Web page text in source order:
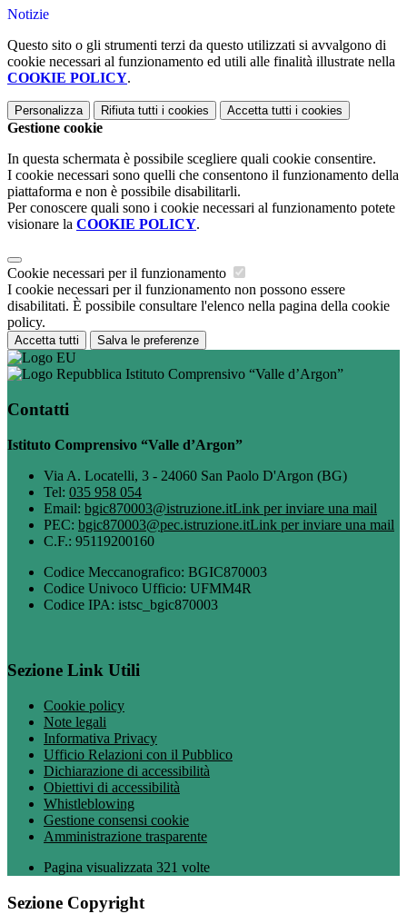
Notizie
Questo sito o gli strumenti terzi da questo utilizzati si avvalgono di
cookie necessari al funzionamento ed utili alle finalità illustrate nella
COOKIE POLICY.
Personalizza Rifiuta tutti i cookies Accetta tutti i cookies
Gestione cookie
In questa schermata è possibile scegliere quali cookie consentire.
I cookie necessari sono quelli che consentono il funzionamento della
piattaforma e non è possibile disabilitarli.
Per conoscere quali sono i cookie necessari al funzionamento potete
visionare la COOKIE POLICY.
Cookie necessari per il funzionamento
I cookie necessari per il funzionamento non possono essere
disabilitati. È possibile consultare l'elenco nella pagina della cookie
policy.
Accetta tutti Salva le preferenze
Istituto Comprensivo “Valle d’Argon”
Contatti
Istituto Comprensivo “Valle d’Argon”
Via A. Locatelli, 3 - 24060 San Paolo D'Argon (BG)
Tel: 035 958 054
Email: bgic870003@istruzione.itLink per inviare una mail
PEC: bgic870003@pec.istruzione.itLink per inviare una mail
C.F.: 95119200160
Codice Meccanografico: BGIC870003
Codice Univoco Ufficio: UFMM4R
Codice IPA: istsc_bgic870003
Sezione Link Utili
Cookie policy
Note legali
Informativa Privacy
Ufficio Relazioni con il Pubblico
Dichiarazione di accessibilità
Obiettivi di accessibilità
Whistleblowing
Gestione consensi cookie
Amministrazione trasparente
Pagina visualizzata 321 volte
Sezione Copyright